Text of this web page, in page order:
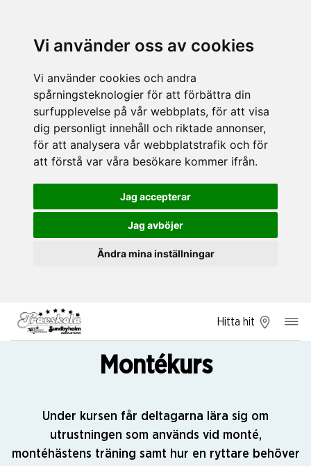
Vi använder oss av cookies
Vi använder cookies och andra
spårningsteknologier för att förbättra din
surfupplevelse på vår webbplats, för att visa
dig personligt innehåll och riktade annonser,
för att analysera vår webbplatstrafik och för
att förstå var våra besökare kommer ifrån.
Jag accepterar
Jag avböjer
Ändra mina inställningar
Hitta hit
Montékurs
Under kursen får deltagarna lära sig om
utrustningen som används vid monté,
montéhästens träning samt hur en ryttare behöver